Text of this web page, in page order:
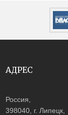
АДРЕС
Россия,
398040, г. Липецк,